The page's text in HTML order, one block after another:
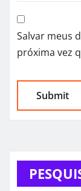
Salvar meus
próxima vez